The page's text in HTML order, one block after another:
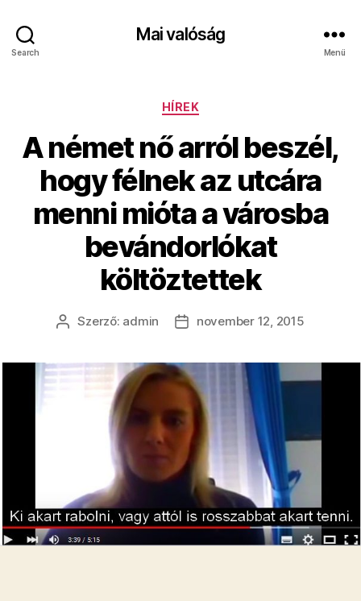
Search
Mai valóság
Menü
Kategóriák
HÍREK
A német nő arról beszél,
hogy félnek az utcára
menni mióta a városba
bevándorlókat
költöztettek
Bejegyzés
Szerző: admin
Bejegyzés
november 12, 2015